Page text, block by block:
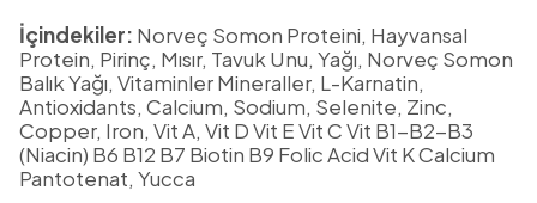
İçindekiler: Norveç Somon Proteini, Hayvansal
Protein, Pirinç, Mısır, Tavuk Unu, Yağı, Norveç Somon
Balık Yağı, Vitaminler Mineraller, L-Karnatin,
Antioxidants, Calcium, Sodium, Selenite, Zinc,
Copper, Iron, Vit A, Vit D Vit E Vit C Vit B1-B2-B3
(Niacin) B6 B12 B7 Biotin B9 Folic Acid Vit K Calcium
Pantotenat, Yucca